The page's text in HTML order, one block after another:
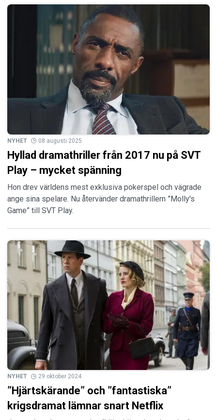
NYHET 08 augusti 2025
Hyllad dramathriller från 2017 nu på SVT
Play – mycket spänning
Hon drev världens mest exklusiva pokerspel och vägrade
ange sina spelare. Nu återvänder dramathrillern ”Molly's
Game” till SVT Play.
NYHET 29 oktober 2024
”Hjärtskärande” och ”fantastiska”
krigsdramat lämnar snart Netflix